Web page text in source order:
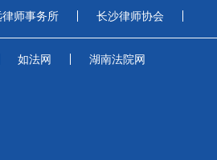
师事务所 长沙律师协会
如法网 湖南法院网